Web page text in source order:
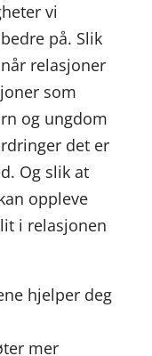
vi
på. Slik
relasjoner
som
og ungdom
det er
Og slik at
oppleve
i relasjonen
hjelper deg
mer